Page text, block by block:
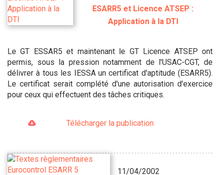
ESARR5 et Licence ATSEP :
Application à la DTI
Le GT ESSAR5 et maintenant le GT Licence ATSEP ont
permis, sous la pression notamment de l'USAC-CGT, de
délivrer à tous les IESSA un certificat d'aptitude (ESARR5).
Le certificat serait complété d'une autorisation d'exercice
pour ceux qui effectuent des tâches critiques.
Télécharger la publication
11/04/2002